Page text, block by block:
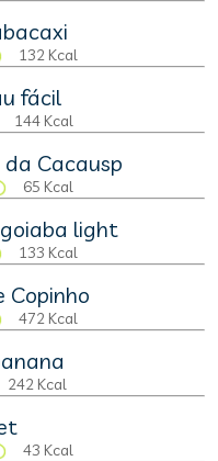
132 Kcal
fácil
144 Kcal
Cacausp
65 Kcal
light
133 Kcal
Copinho
472 Kcal
242 Kcal
43 Kcal